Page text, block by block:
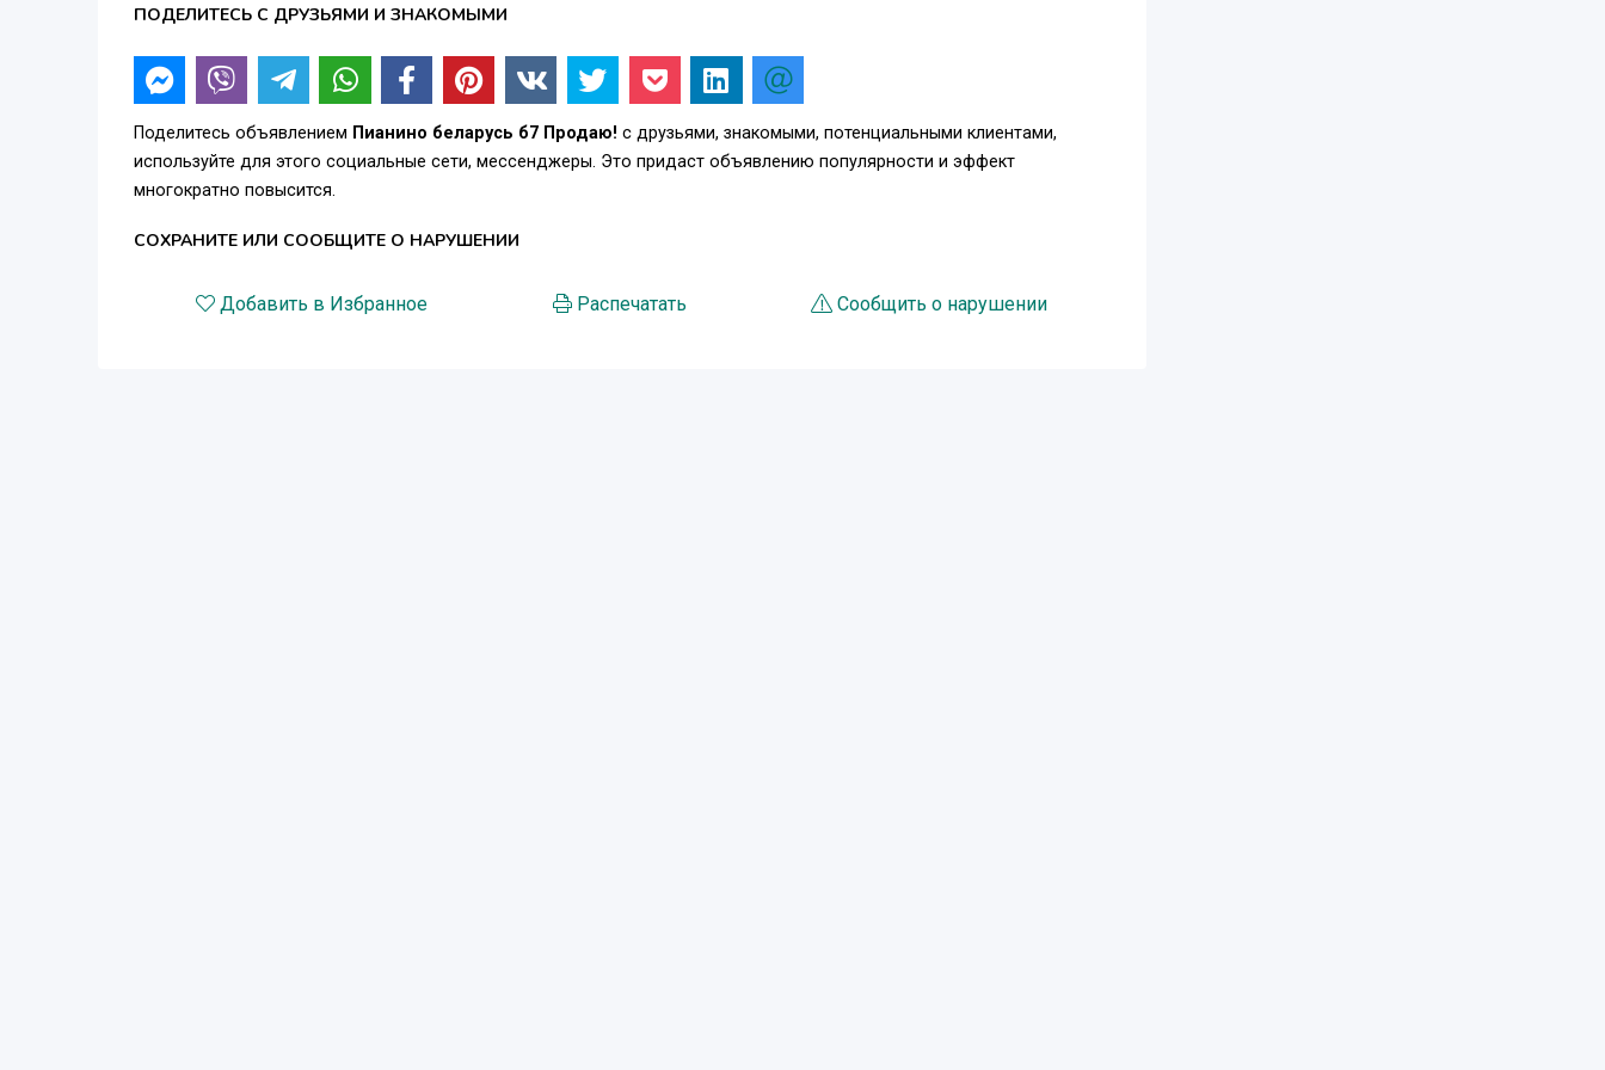
ПОДЕЛИТЕСЬ С ДРУЗЬЯМИ И ЗНАКОМЫМИ
Поделитесь объявлением Пианино беларусь б7 Продаю! с друзьями, знакомыми, потенциальными клиентами,
используйте для этого социальные сети, мессенджеры. Это придаст объявлению популярности и эффект
многократно повысится.
СОХРАНИТЕ ИЛИ СООБЩИТЕ О НАРУШЕНИИ
Добавить в Избранное Распечатать Сообщить о нарушении